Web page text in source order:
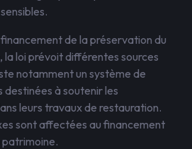
de la préservation du
loi prévoit différentes sources
notamment un système de
destinées à soutenir les
leurs travaux de restauration.
sont affectées au financement